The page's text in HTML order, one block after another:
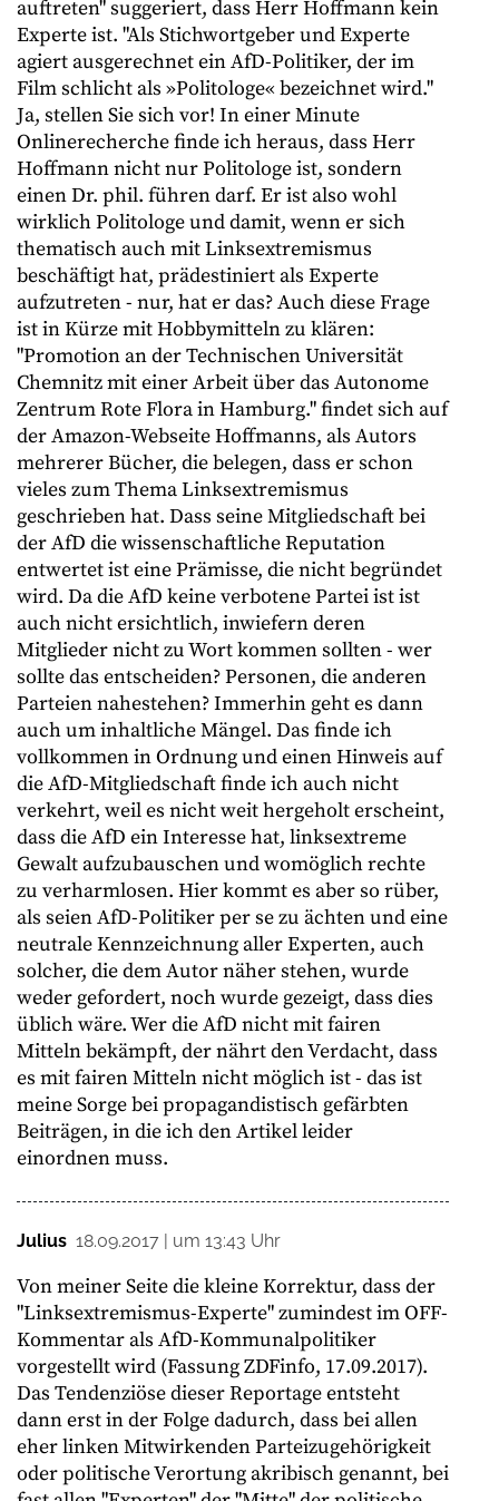
auftreten" suggeriert, dass Herr Hoffmann kein
Experte ist. "Als Stichwortgeber und Experte
agiert ausgerechnet ein AfD-Politiker, der im
Film schlicht als »Politologe« bezeichnet wird."
Ja, stellen Sie sich vor! In einer Minute
Onlinerecherche finde ich heraus, dass Herr
Hoffmann nicht nur Politologe ist, sondern
einen Dr. phil. führen darf. Er ist also wohl
wirklich Politologe und damit, wenn er sich
thematisch auch mit Linksextremismus
beschäftigt hat, prädestiniert als Experte
aufzutreten - nur, hat er das? Auch diese Frage
ist in Kürze mit Hobbymitteln zu klären:
"Promotion an der Technischen Universität
Chemnitz mit einer Arbeit über das Autonome
Zentrum Rote Flora in Hamburg." findet sich auf
der Amazon-Webseite Hoffmanns, als Autors
mehrerer Bücher, die belegen, dass er schon
vieles zum Thema Linksextremismus
geschrieben hat. Dass seine Mitgliedschaft bei
der AfD die wissenschaftliche Reputation
entwertet ist eine Prämisse, die nicht begründet
wird. Da die AfD keine verbotene Partei ist ist
auch nicht ersichtlich, inwiefern deren
Mitglieder nicht zu Wort kommen sollten - wer
sollte das entscheiden? Personen, die anderen
Parteien nahestehen? Immerhin geht es dann
auch um inhaltliche Mängel. Das finde ich
vollkommen in Ordnung und einen Hinweis auf
die AfD-Mitgliedschaft finde ich auch nicht
verkehrt, weil es nicht weit hergeholt erscheint,
dass die AfD ein Interesse hat, linksextreme
Gewalt aufzubauschen und womöglich rechte
zu verharmlosen. Hier kommt es aber so rüber,
als seien AfD-Politiker per se zu ächten und eine
neutrale Kennzeichnung aller Experten, auch
solcher, die dem Autor näher stehen, wurde
weder gefordert, noch wurde gezeigt, dass dies
üblich wäre. Wer die AfD nicht mit fairen
Mitteln bekämpft, der nährt den Verdacht, dass
es mit fairen Mitteln nicht möglich ist - das ist
meine Sorge bei propagandistisch gefärbten
Beiträgen, in die ich den Artikel leider
einordnen muss.
Julius 18.09.2017 | um 13:43 Uhr
Von meiner Seite die kleine Korrektur, dass der
"Linksextremismus-Experte" zumindest im OFF-
Kommentar als AfD-Kommunalpolitiker
vorgestellt wird (Fassung ZDFinfo, 17.09.2017).
Das Tendenziöse dieser Reportage entsteht
dann erst in der Folge dadurch, dass bei allen
eher linken Mitwirkenden Parteizugehörigkeit
oder politische Verortung akribisch genannt, bei